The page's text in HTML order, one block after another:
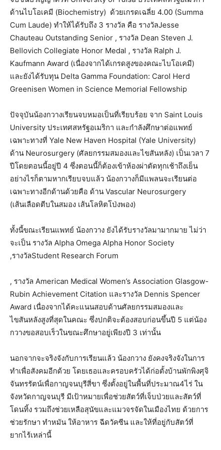
ด้านไบโอเคมี (Biochemistry) ด้วยเกรดเฉลี่ย 4.00 (Summa
Cum Laude) ทำให้ได้รับถึง 3 รางวัล คือ รางวัลJesse
Chauteau Outstanding Senior , รางวัล Dean Steven J.
Bellovich Collegiate Honor Medal , รางวัล Ralph J.
Kaufmann Award (เนื่องจากได้เกรดสูงของคณะไบโอเคมี)
และยังได้รับทุน Delta Gamma Foundation: Carol Herd
Greenisen Women in Science Memorial Fellowship
ปัจจุบันน้องกวางเรียนจบหมอเป็นที่เรียบร้อย จาก Saint Louis
University ประเทศสหรัฐอเมริกา และกำลังศึกษาต่อแพทย์
เฉพาะทางที่ Yale New Haven Hospital (Yale University)
ด้าน Neurosurgery (ศัลยกรรมสมองและไขสันหลัง) เป็นเวลา 7
ปีโดยตอนนี้อยู่ปี 4 ซึ่งตอนนี้ก็ต้องเข้าห้องผ่าตัดทุกเช้าถึงเย็น
อย่างไรก็ตามหากเรียบจบแล้ว น้องกวางก็มีแพลนจะเรียนต่อ
เฉพาะทางอีกด้านด้วยคือ ด้าน Vascular Neurosurgery
(เส้นเลือดตีบในสมอง เส้นโลหิตโป่งพอง)
ทั้งนี้ขณะเรียนแพทย์ น้องกวาง ยังได้รับรางวัลมามากมาย ไม่ว่า
จะเป็น รางวัล Alpha Omega Alpha Honor Society
,รางวัลStudent Research Forum
, รางวัล American Medical Women’s Association Glasgow-
Rubin Achievement Citation และรางวัล Dennis Spencer
Award เนื่องจากได้คะแนนสอบด้านศัลยกรรมสมองและ
ไขสันหลังสูงที่สุดในคณะ ซึ่งปกติจะต้องสอบก่อนขึ้นปี 5 แต่น้อง
กวางขอสอบเร็วในขณะศึกษาอยู่เพียงปี 3 เท่านั้น
นอกจากจะจริงจังกับการเรียนแล้ว น้องกวาง ยังคงจริงจังในการ
ทำเพื่อสังคมอีกด้วย โดยเธอและครอบครัวได้ก่อตั้งบ้านพักพิงศุจิ
จันทรรัตน์เพื่อกาญจนบุรีสี่ขา ซึ่งตั้งอยู่ในพื้นที่ประมาณ4ไร่ ใน
จังหวัดกาญจนบุรี มีเป้าหมายเพื่อช่วยสัตว์ที่เจ็บป่วยและสัตว์ที่
โดนทิ้ง รวมถึงช่วยเหลือสุนัขและแมวจรจัดในเมืองไทย ด้วยการ
ช่วยรักษา ทำหมัน ให้อาหาร ฉีดวัคซีน และให้ที่อยู่กับสัตว์ที่
ยากไร้เหล่านี้